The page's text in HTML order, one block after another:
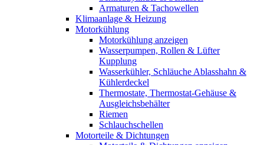
Armaturen & Tachowellen
Klimaanlage & Heizung
Motorkühlung
Motorkühlung anzeigen
Wasserpumpen, Rollen & Lüfter
Kupplung
Wasserkühler, Schläuche Ablasshahn &
Kühlerdeckel
Thermostate, Thermostat-Gehäuse &
Ausgleichsbehälter
Riemen
Schlauchschellen
Motorteile & Dichtungen